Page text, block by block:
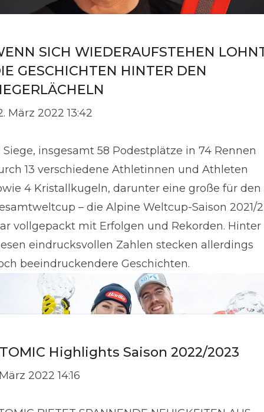
SICH WIEDERAUFSTEHEN
GESCHICHTEN HINTER DEN
März 2022 13:42
Siege, insgesamt 58 Podestplätze in 74 Rennen
13 verschiedene Athletinnen und Athleten
4 Kristallkugeln, darunter eine große für den
– die Alpine Weltcup-Saison 2021/
vollgepackt mit Erfolgen und Rekorden. Hinter
eindrucksvollen Zahlen stecken allerdings
beeindruckendere Geschichten.
Highlights Saison 2022/2023
2022 14:16